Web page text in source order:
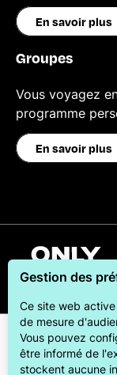
En savoir plus
Groupes
Vous voyagez
programme
En savoir plus
Gestion des
Ce site web
de mesure
Vous pouvez
être informé de
stockent aucune